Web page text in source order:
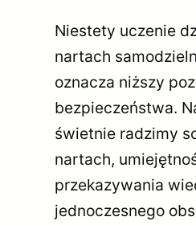
Niestety uczenie
nartach
oznacza niższy
bezpieczeństwa.
świetnie radzimy
nartach,
przekazywania
jednoczesnego